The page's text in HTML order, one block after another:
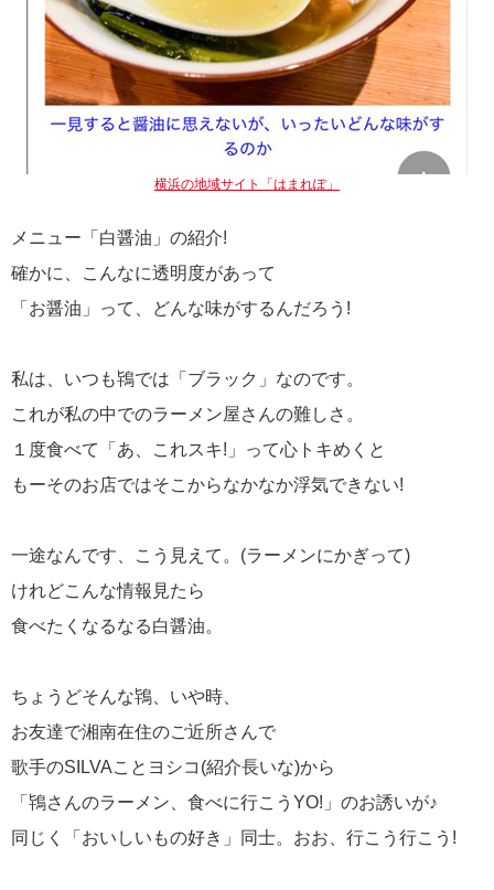
横浜の地域サイト「はまれぽ」
メニュー「白醤油」の紹介!
確かに、こんなに透明度があって
「お醤油」って、どんな味がするんだろう!
私は、いつも鴇では「ブラック」なのです。
これが私の中でのラーメン屋さんの難しさ。
１度食べて「あ、これスキ!」って心トキめくと
もーそのお店ではそこからなかなか浮気できない!
一途なんです、こう見えて。(ラーメンにかぎって)
けれどこんな情報見たら
食べたくなるなる白醤油。
ちょうどそんな鴇、いや時、
お友達で湘南在住のご近所さんで
歌手のSILVAことヨシコ(紹介長いな)から
「鴇さんのラーメン、食べに行こうYO!」のお誘いが♪
同じく「おいしいもの好き」同士。おお、行こう行こう!